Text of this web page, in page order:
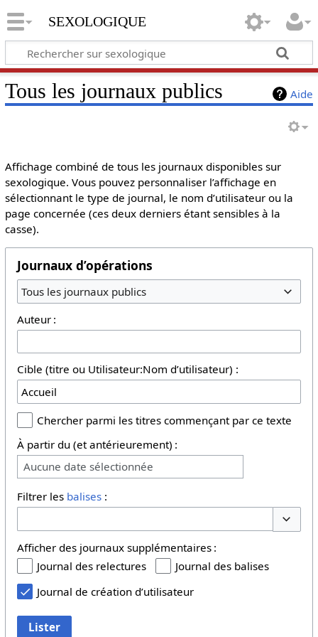
sexologique
Aide
Tous les journaux publics
Affichage combiné de tous les journaux disponibles sur
sexologique. Vous pouvez personnaliser l’affichage en
sélectionnant le type de journal, le nom d’utilisateur ou la
page concernée (ces deux derniers étant sensibles à la
casse).
Journaux d’opérations
Tous les journaux publics
Auteur :
Cible (titre ou Utilisateur:Nom d’utilisateur) :
Chercher parmi les titres commençant par ce texte
À partir du (et antérieurement) :
Aucune date sélectionnée
Filtrer les balises:
Afficher des journaux supplémentaires :
Journal des relectures
Journal des balises
Journal de création d’utilisateur
Lister